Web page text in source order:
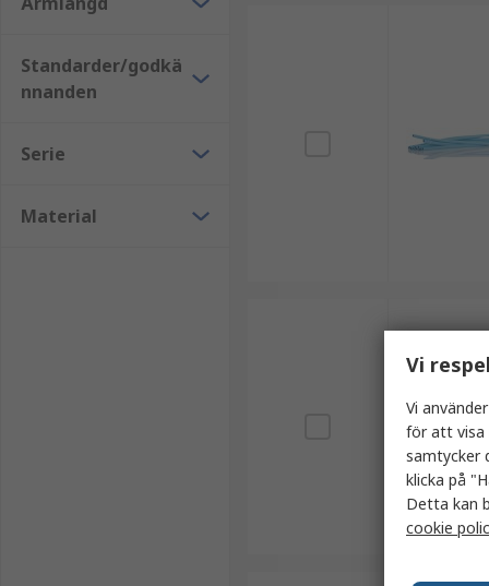
Standarder/godkä
nnanden
Serie
Material
Vi
Vi
för att visa
samtycker
klicka på
Detta kan
cookie